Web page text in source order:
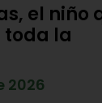
el niño
toda la
2026